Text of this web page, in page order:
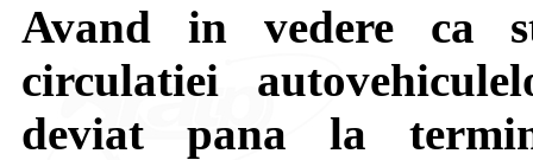
Avand in vedere ca
circulatiei
deviat pana la